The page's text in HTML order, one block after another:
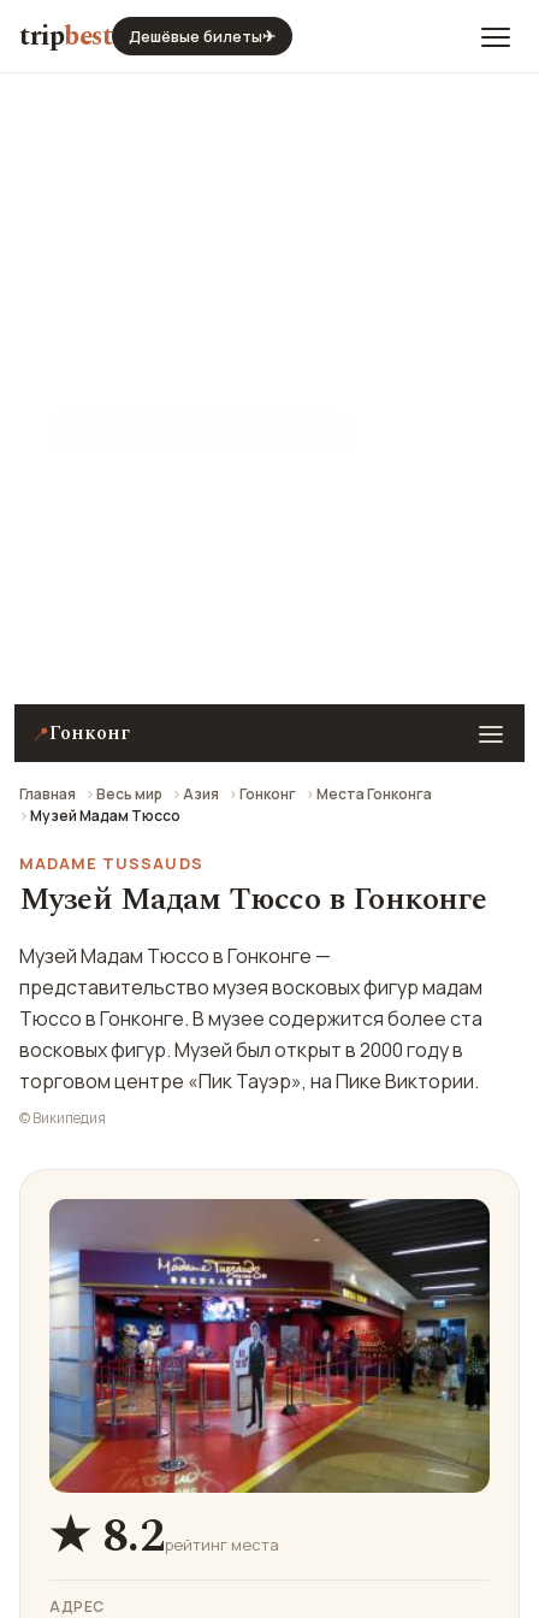
tripbest Дешёвые билеты✈
📍Гонконг
Главная Весь мир Азия Гонконг
Места Гонконга
Музей Мадам Тюссо
MADAME TUSSAUDS
Музей Мадам Тюссо в Гонконге
Музей Мадам Тюссо в Гонконге —
представительство музея восковых фигур мадам
Тюссо в Гонконге. В музее содержится более ста
восковых фигур. Музей был открыт в 2000 году в
торговом центре «Пик Тауэр», на Пике Виктории.
© Википедия
★ 8.2рейтинг места
АДРЕС